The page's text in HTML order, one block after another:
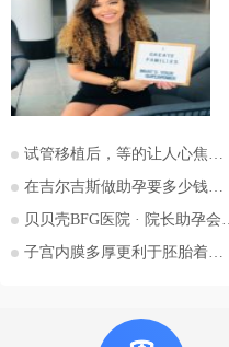
试管移植后，等的让人心焦的胎心和胎芽，何时会出现？
在吉尔吉斯做助孕要多少钱？2026比什凯克费用全公开，拒绝隐形消费
贝贝壳BFG医院 · 院长助孕会（济南站）
子宫内膜多厚更利于胚胎着床？